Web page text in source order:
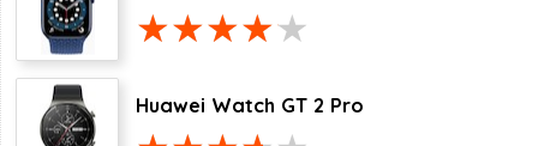
Huawei Watch GT 2 Pro